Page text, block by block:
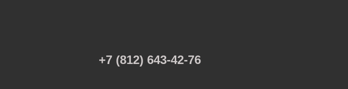
+7 (812) 643-42-76